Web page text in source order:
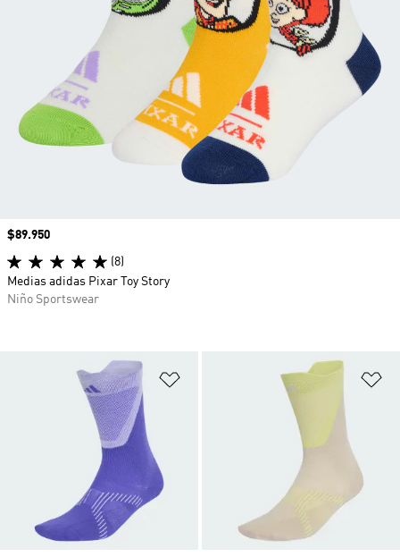
Añadir a la lista de deseos
Precio
$89.950
(8)
Medias adidas Pixar Toy Story
Niño Sportswear